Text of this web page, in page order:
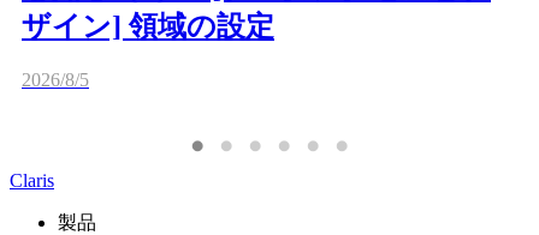
ザイン] 領域の設定
2026/8/5
Claris
製品